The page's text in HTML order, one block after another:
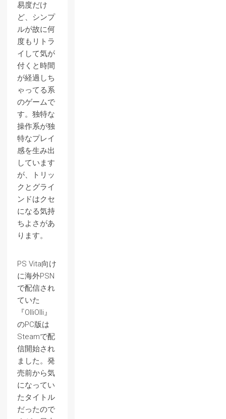
易度だけ
ど、シンプ
ルが故に何
度もリトラ
イして気が
付くと時間
が経過しち
ゃってる系
のゲームで
す。独特な
操作系が独
特なプレイ
感を生み出
しています
が、トリッ
クとグライ
ンドはクセ
になる気持
ちよさがあ
ります。
PS Vita向け
に海外PSN
で配信され
ていた
『OlliOlli』
のPC版は
Steamで配
信開始され
ました。発
売前から気
になってい
たタイトル
だったので